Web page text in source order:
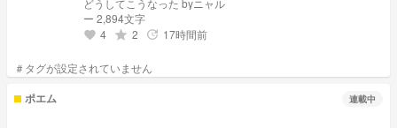
ー 2,894文字
favorite 4 grade 2 update 17時間前
ポエム 連載中